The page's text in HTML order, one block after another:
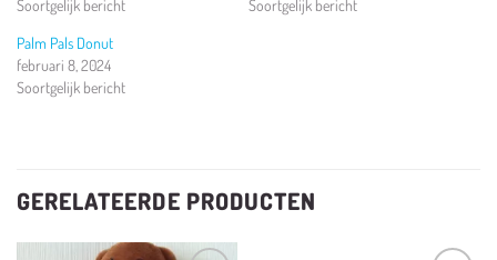
Soortgelijk bericht
Soortgelijk bericht
Palm Pals Donut
februari 8, 2024
Soortgelijk bericht
GERELATEERDE PRODUCTEN